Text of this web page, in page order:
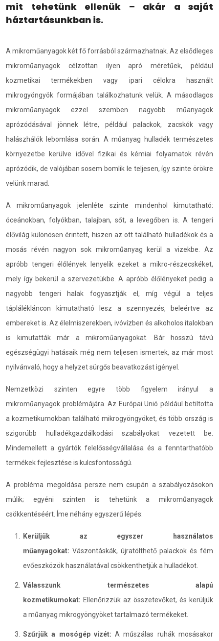
mit tehetünk ellenük – akár a saját
háztartásunkban is.
A mikroműanyagok két fő forrásból származhatnak. Az elsődleges
mikroműanyagok célzottan ilyen apró méretűek, például
kozmetikai termékekben vagy ipari célokra használt
mikrogyöngyök formájában találkozhatunk velük. A másodlagos
mikroműanyagok ezzel szemben nagyobb műanyagok
aprózódásával jönnek létre, például palackok, zacskók vagy
halászhálók lebomlása során. A műanyag hulladék természetes
környezetbe kerülve idővel fizikai és kémiai folyamatok révén
aprózódik, de valójában sosem bomlik le teljesen, így szinte örökre
velünk marad.
A mikroműanyagok jelenléte szinte mindenhol kimutatható:
óceánokban, folyókban, talajban, sőt, a levegőben is. A tengeri
élővilág különösen érintett, hiszen az ott található hulladékok és a
mosás révén nagyon sok mikroműanyag kerül a vizekbe. Az
apróbb tengeri élőlények lenyelik ezeket a mikro-részecskéket,
mely így bekerül a szervezetükbe. A apróbb élőlényeket pedig a
nagyobb tengeri halak fogyasztják el, míg végül a teljes
táplálékláncon kimutatható lesz a szennyezés, beleértve az
embereket is. Az élelmiszerekben, ivóvízben és alkoholos italokban
is kimutatták már a mikroműanyagokat. Bár hosszú távú
egészségügyi hatásaik még nem teljesen ismertek, az már most
nyilvánvaló, hogy a helyzet sürgős beavatkozást igényel.
Nemzetközi szinten egyre több figyelem irányul a
mikroműanyagok problémájára. Az Európai Unió például betiltotta
a kozmetikumokban található mikrogyöngyöket, és több ország is
szigorúbb hulladékgazdálkodási szabályokat vezetett be.
Mindemellett a gyártók felelősségvállalása és a fenntarthatóbb
termékek fejlesztése is kulcsfontosságú.
A probléma megoldása persze nem csupán a szabályozásokon
múlik; egyéni szinten is tehetünk a mikroműanyagok
csökkentéséért. Íme néhány egyszerű lépés:
Kerüljük az egyszer használatos
műanyagokat: Vászontáskák, újratölthető palackok és fém
evőeszközök használatával csökkenthetjük a hulladékot.
Válasszunk természetes alapú
kozmetikumokat: Ellenőrizzük az összetevőket, és kerüljük
a műanyag mikrogyöngyöket tartalmazó termékeket.
Szűrjük a mosógép vizét: A műszálas ruhák mosásakor